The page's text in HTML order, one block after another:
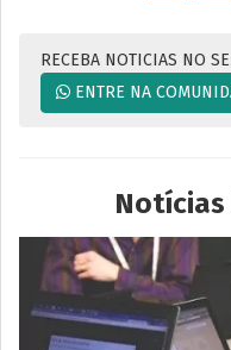
RECEBA NOTICIAS NO
ENTRE NA
Notícias